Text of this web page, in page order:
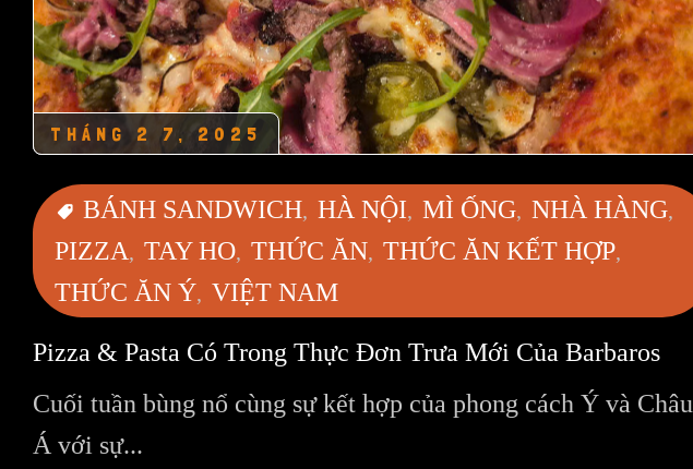
THÁNG 2 7, 2025
BÁNH SANDWICH HÀ NỘI MÌ ỐNG NHÀ HÀNG
PIZZA
TAY HO THỨC ĂN THỨC ĂN KẾT HỢP
THỨC ĂN Ý VIỆT NAM
Pizza & Pasta Có Trong Thực Đơn Trưa Mới Của Barbaros
Cuối tuần bùng nổ cùng sự kết hợp của phong cách Ý và Châu
Á với sự...